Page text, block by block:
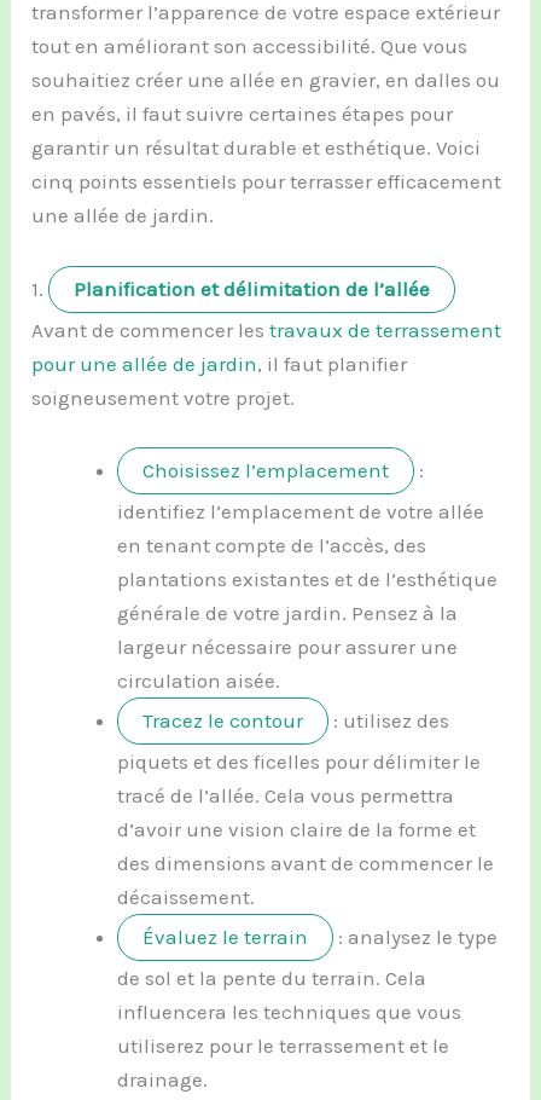
transformer l’apparence de votre espace extérieur
tout en améliorant son accessibilité. Que vous
souhaitiez créer une allée en gravier, en dalles ou
en pavés, il faut suivre certaines étapes pour
garantir un résultat durable et esthétique. Voici
cinq points essentiels pour terrasser efficacement
une allée de jardin.
1.
Planification et délimitation de l’allée
Avant de commencer lestravaux de terrassement
pour une allée de jardin, il faut planifier
soigneusement votre projet.
Choisissez l’emplacement
:
identifiez l’emplacement de votre allée
en tenant compte de l’accès, des
plantations existantes et de l’esthétique
générale de votre jardin. Pensez à la
largeur nécessaire pour assurer une
circulation aisée.
Tracez le contour
: utilisez des
piquets et des ficelles pour délimiter le
tracé de l’allée. Cela vous permettra
d’avoir une vision claire de la forme et
des dimensions avant de commencer le
décaissement.
Évaluez le terrain
: analysez le type
de sol et la pente du terrain. Cela
influencera les techniques que vous
utiliserez pour le terrassement et le
drainage.